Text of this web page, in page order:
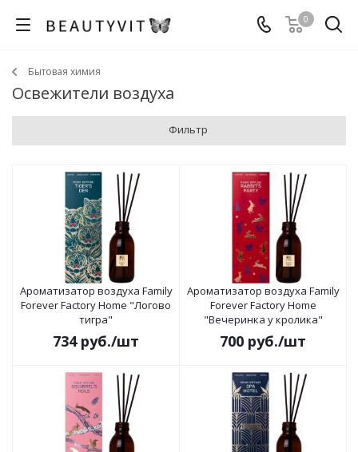
0
Бытовая химия
Освежители воздуха
Фильтр
Ароматизатор воздуха Family
Forever Factory Home "Логово
тигра"
734руб./шт
Ароматизатор воздуха Family
Forever Factory Home
"Вечеринка у кролика"
700 руб./шт